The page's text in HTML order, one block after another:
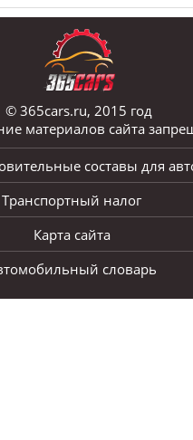
© 365cars.ru, 2015 год
материалов сайта
составы для
Транспортный налог
Карта сайта
словарь